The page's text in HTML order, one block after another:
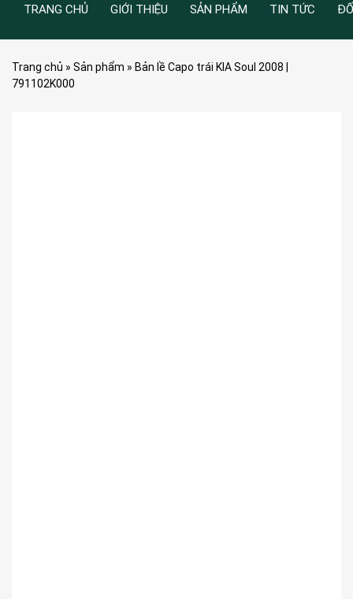
TRANG CHỦ GIỚI THIỆU SẢN PHẨM TIN TỨC
Trang chủ » Sản phẩm » Bản lề Capo trái KIA Soul 2008 |
791102K000